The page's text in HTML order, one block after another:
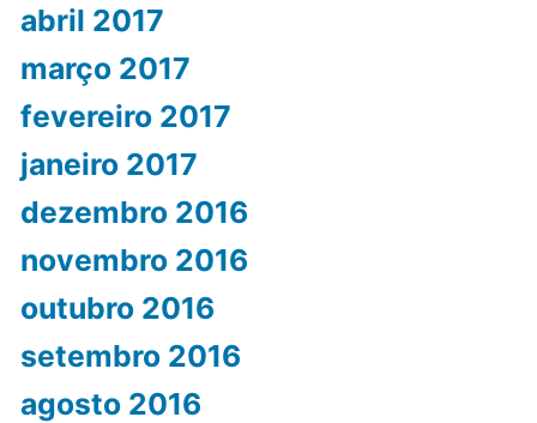
abril 2017
março 2017
fevereiro 2017
janeiro 2017
dezembro 2016
novembro 2016
outubro 2016
setembro 2016
agosto 2016